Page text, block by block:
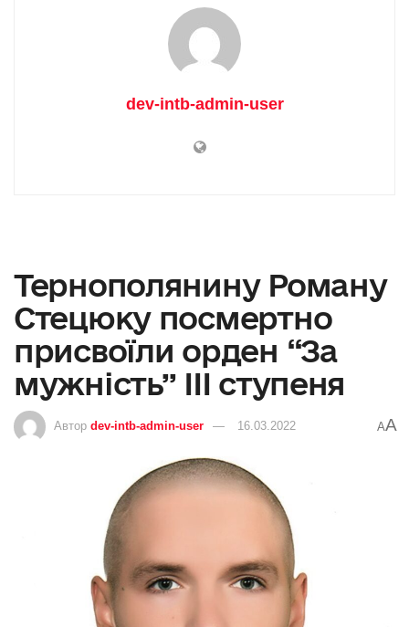
dev-intb-admin-user
Тернополянину Роману
Стецюку посмертно
присвоїли орден “За
мужність” ІІІ ступеня
Автор dev-intb-admin-user 16.03.2022 AA